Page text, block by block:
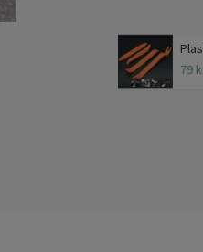
79